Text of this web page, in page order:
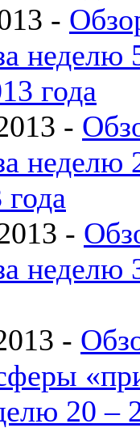
-
неделю
года
-
неделю
-
неделю
-
20 –